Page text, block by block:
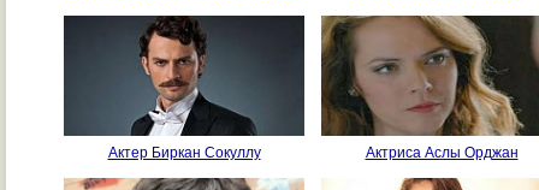
Актер Биркан Сокуллу Актриса Аслы Орджан